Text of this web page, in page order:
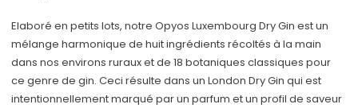
Elaboré en petits lots, notre Opyos Luxembourg Dry Gin est un
mélange harmonique de huit ingrédients récoltés à la main
dans nos environs ruraux et de 18 botaniques classiques pour
ce genre de gin. Ceci résulte dans un London Dry Gin qui est
intentionnellement marqué par un parfum et un profil de saveur